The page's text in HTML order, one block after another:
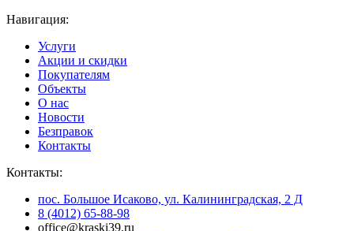
Навигация:
Услуги
Акции и скидки
Покупателям
Объекты
О нас
Новости
Безправок
Контакты
Контакты:
пос. Большое Исаково, ул. Калининградская, 2 Д
8 (4012) 65-88-98
office@kraski39.ru